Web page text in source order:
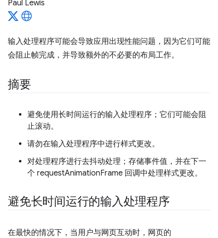
Paul Lewis
输入处理程序可能会导致应用出现性能问题，因为它们可能
会阻止帧完成，并导致额外的不必要的布局工作。
摘要
避免使用长时间运行的输入处理程序；它们可能会阻
止滚动。
请勿在输入处理程序中进行样式更改。
对处理程序进行去抖动处理；存储事件值，并在下一
个 requestAnimationFrame 回调中处理样式更改。
避免长时间运行的输入处理程序
在最快的情况下，当用户与网页互动时，网页的